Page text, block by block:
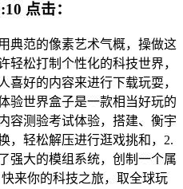
点击：
范的像素艺术气概，操做这
轻松打制个性化的科技世界，
喜好的内容来进行下载玩耍，
验世界盒子是一款相当好玩的
容测验考试体验，搭建、衡宇
，轻松解压进行逛戏挑和，2.
强大的模组系统，创制一个属
来你的科技之旅，取全球玩